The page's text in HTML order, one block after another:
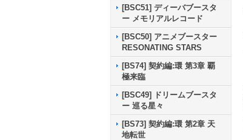
[BSC51] ディーバブースタ
ー メモリアルレコード
[BSC50] アニメブースター
RESONATING STARS
[BS74] 契約編:環 第3章 覇
極来臨
[BSC49] ドリームブースタ
ー 巡る星々
[BS73] 契約編:環 第2章 天
地転世